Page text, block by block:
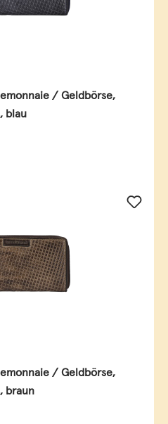
/ Geldbörse,
blau
/ Geldbörse,
braun